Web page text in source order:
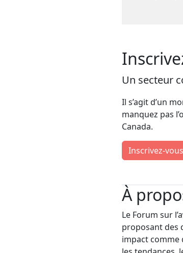
Un secteur
Il s’agit d’un
manquez pas
Canada.
Inscrivez-vous
À
Le Forum sur
proposant des
impact comme